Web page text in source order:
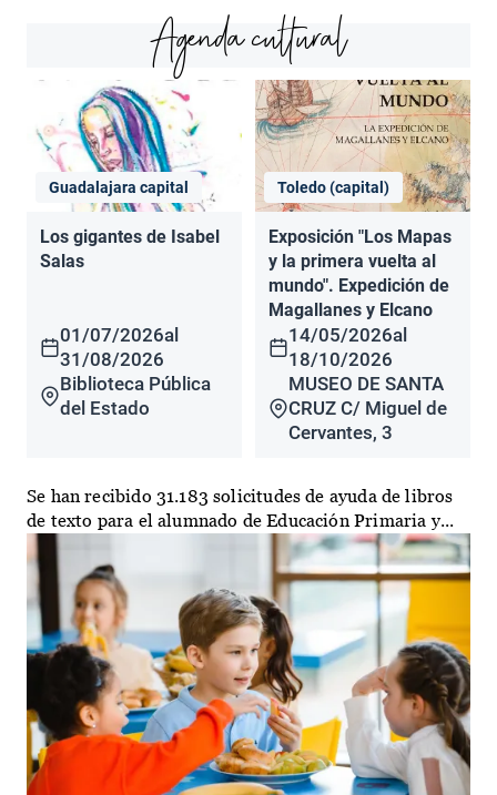
Agenda cultural
Guadalajara capital
Los gigantes de Isabel
Salas
01/07/2026al
31/08/2026
Biblioteca Pública
del Estado
Toledo (capital)
Exposición "Los Mapas
y la primera vuelta al
mundo". Expedición de
Magallanes y Elcano
14/05/2026al
18/10/2026
MUSEO DE SANTA
CRUZ C/ Miguel de
Cervantes, 3
Se han recibido 31.183 solicitudes de ayuda de libros
de texto para el alumnado de Educación Primaria y...